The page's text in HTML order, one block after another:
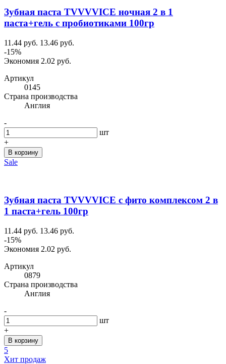
Зубная паста TVVVVICE ночная 2 в 1
паста+гель с пробиотиками 100гр
11.44 руб. 13.46 руб.
-15%
Экономия 2.02 руб.
Артикул
0145
Cтрана производства
Англия
-
шт
+
В корзину
Sale
Зубная паста TVVVVICE с фито комплексом 2 в
1 паста+гель 100гр
11.44 руб. 13.46 руб.
-15%
Экономия 2.02 руб.
Артикул
0879
Cтрана производства
Англия
-
шт
+
В корзину
5
Хит продаж